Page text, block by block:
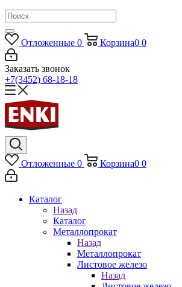
Отложенные 0 Корзина0 0
Заказать звонок
+7(3452) 68-18-18
Отложенные 0 Корзина0 0
Каталог
Назад
Каталог
Металлопрокат
Назад
Металлопрокат
Листовое железо
Назад